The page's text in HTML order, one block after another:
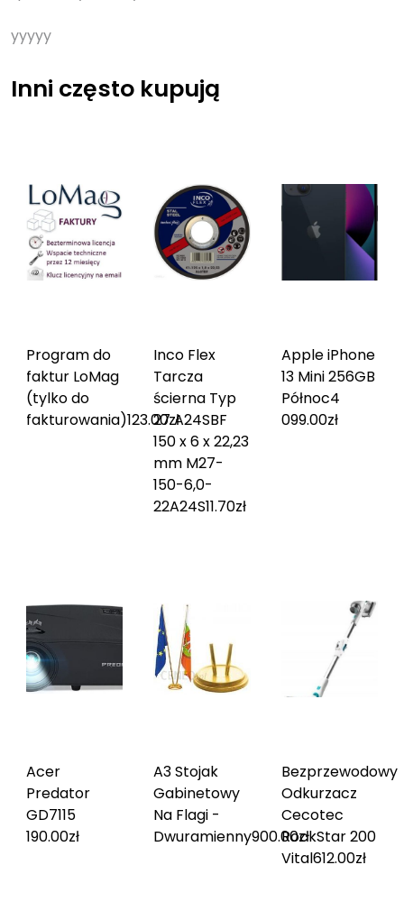
yyyyy
Inni często kupują
Program do
faktur LoMag
(tylko do
fakturowania)123.00zł
Inco Flex
Tarcza
ścierna Typ
27 A24SBF
150 x 6 x 22,23
mm M27-
150-6,0-
22A24S11.70zł
Apple iPhone
13 Mini 256GB
Północ4
099.00zł
Acer
Predator
GD7115
190.00zł
A3 Stojak
Gabinetowy
Na Flagi -
Dwuramienny900.00zł
Bezprzewodowy
Odkurzacz
Cecotec
RockStar 200
Vital612.00zł